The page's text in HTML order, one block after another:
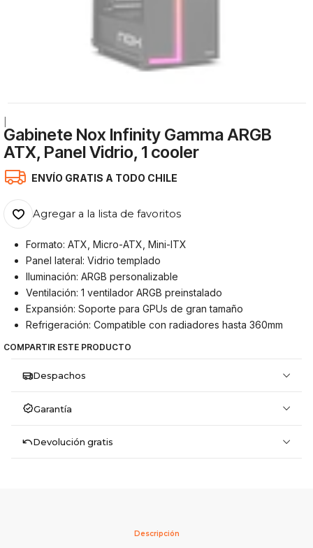
Gabinete Nox Infinity Gamma ARGB
ATX, Panel Vidrio, 1 cooler
ENVÍO GRATIS A TODO CHILE
Agregar a la lista de favoritos
Formato: ATX, Micro-ATX, Mini-ITX
Panel lateral: Vidrio templado
Iluminación: ARGB personalizable
Ventilación: 1 ventilador ARGB preinstalado
Expansión: Soporte para GPUs de gran tamaño
Refrigeración: Compatible con radiadores hasta 360mm
COMPARTIR ESTE PRODUCTO
Despachos
Garantía
Devolución gratis
Descripción